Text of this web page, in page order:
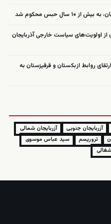
سال حبس محکوم شد
از اولویت‌های سیاست خارجی آذربایجان
روابط ازبکستان و قرقیزستان به
آزربایجان جنوبی
آزربایجان شمالی
تروریسم
سید عباس موسوی